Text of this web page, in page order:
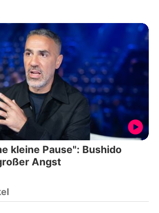
kleine Pause": Bushido
Angst